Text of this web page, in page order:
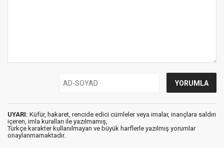
UYARI: Küfür, hakaret, rencide edici cümleler veya imalar, inançlara saldırı
içeren, imla kuralları ile yazılmamış,
Türkçe karakter kullanılmayan ve büyük harflerle yazılmış yorumlar
onaylanmamaktadır.